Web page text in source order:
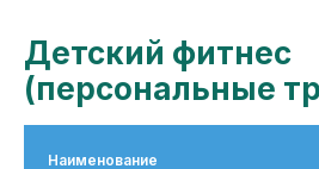
Детский фитнес
(персональные
Наименование